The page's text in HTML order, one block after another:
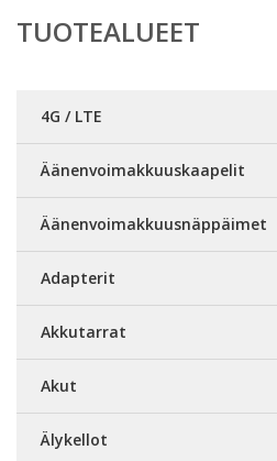
TUOTEALUEET
4G / LTE
Äänenvoimakkuuskaapelit
Äänenvoimakkuusnäppäimet
Adapterit
Akkutarrat
Akut
Älykellot